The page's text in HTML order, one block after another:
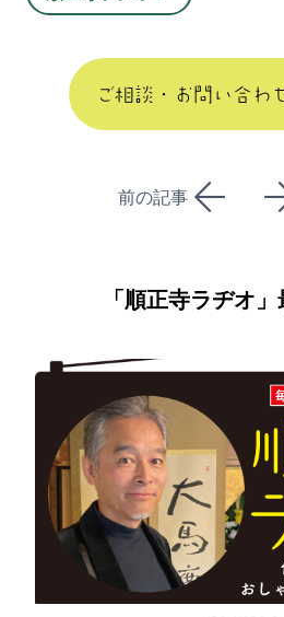
ご相談・お問い合わ
前の記事
「順正寺ラヂオ